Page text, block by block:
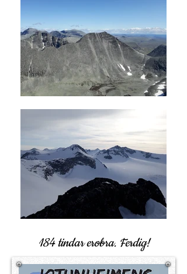
184 tindar erobra. Ferdig!